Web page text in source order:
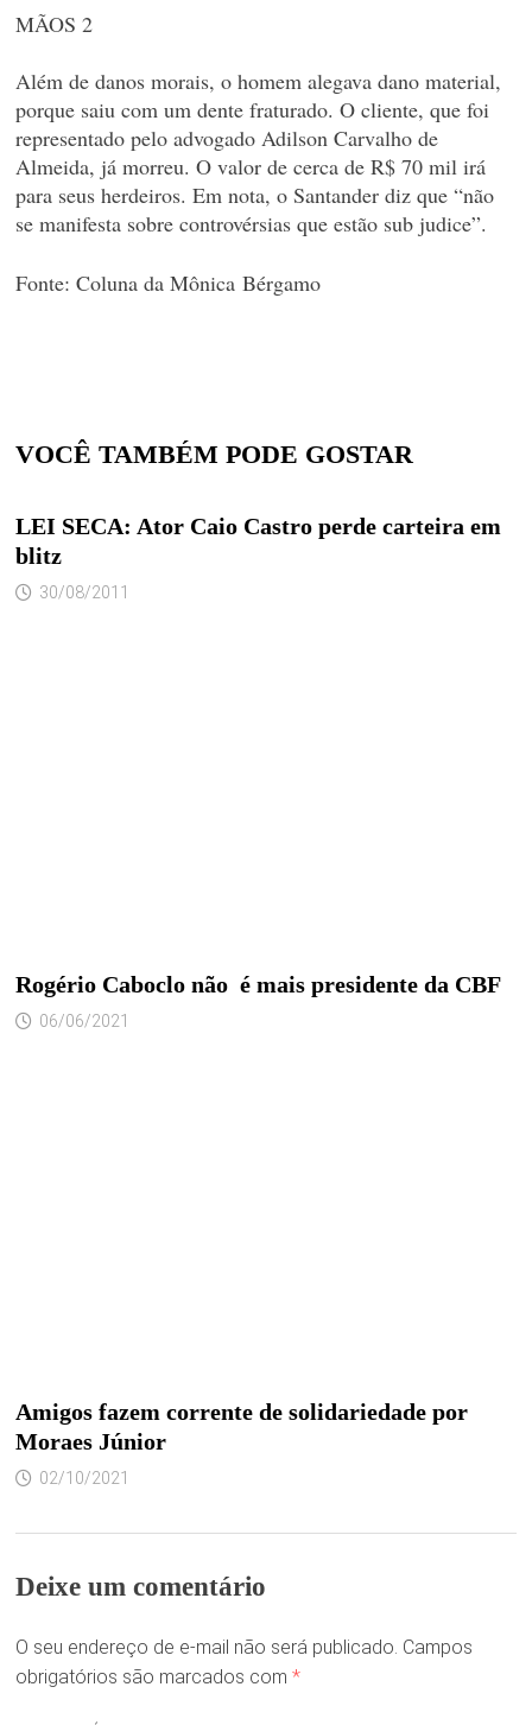
MÃOS 2
Além de danos morais, o homem alegava dano material,
porque saiu com um dente fraturado. O cliente, que foi
representado pelo advogado Adilson Carvalho de
Almeida, já morreu. O valor de cerca de R$ 70 mil irá
para seus herdeiros. Em nota, o Santander diz que “não
se manifesta sobre controvérsias que estão sub judice”.
Fonte: Coluna da Mônica Bérgamo
VOCÊ TAMBÉM PODE GOSTAR
LEI SECA: Ator Caio Castro perde carteira em
blitz
30/08/2011
Rogério Caboclo não é mais presidente da CBF
06/06/2021
Amigos fazem corrente de solidariedade por
Moraes Júnior
02/10/2021
Deixe um comentário
O seu endereço de e-mail não será publicado. Campos
obrigatórios são marcados com *